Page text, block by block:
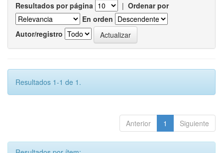
Resultados por página | Ordenar por
En orden
Autor/registro
Resultados 1-1 de 1.
Anterior 1 Siguiente